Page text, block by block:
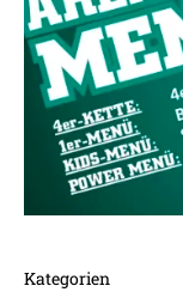
Kategorien